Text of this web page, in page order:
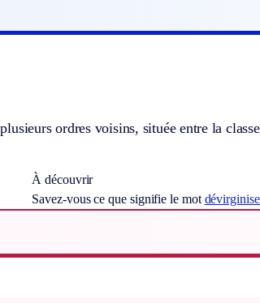
ordres voisins, située entre la
À découvrir
Savez-vous ce que signifie le mot